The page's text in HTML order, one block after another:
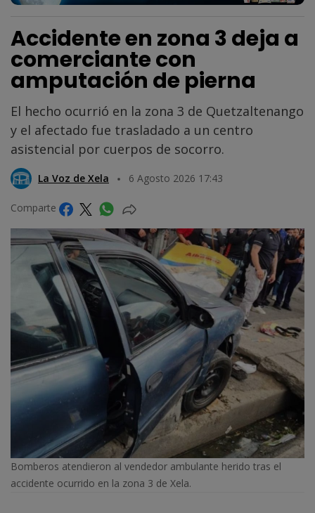
Accidente en zona 3 deja a
comerciante con
amputación de pierna
El hecho ocurrió en la zona 3 de Quetzaltenango
y el afectado fue trasladado a un centro
asistencial por cuerpos de socorro.
La Voz de Xela 6 Agosto 2026 17:43
Comparte
Bomberos atendieron al vendedor ambulante herido tras el
accidente ocurrido en la zona 3 de Xela.